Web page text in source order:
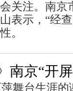
关注。南京
表示，“经
。
南京“开
萍舞台生涯